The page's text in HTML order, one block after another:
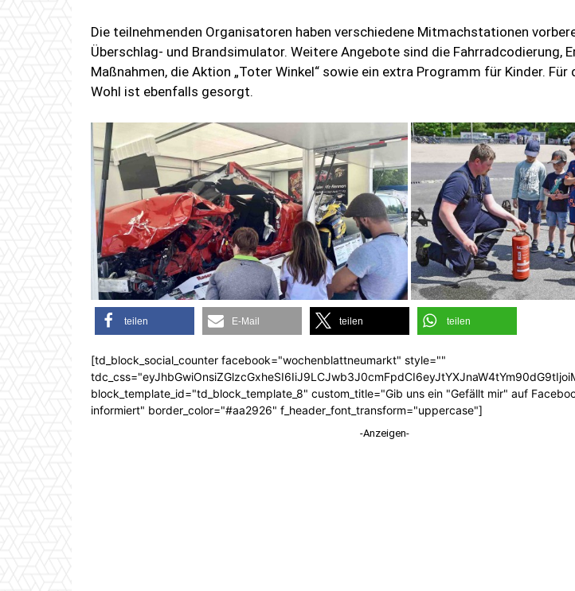
Die teilnehmenden Organisatoren haben verschiedene Mitmachstationen
Überschlag- und Brandsimulator. Weitere Angebote sind die Fahrradcodierung,
Maßnahmen, die Aktion „Toter Winkel“ sowie ein extra Programm für Kinder. Für
Wohl ist ebenfalls gesorgt.
teilen E-Mail teilen teilen
[td_block_social_counter facebook="wochenblattneumarkt" style=""
block_template_id="td_block_template_8" custom_title="Gib uns ein "Gefällt mir" auf
informiert" border_color="#aa2926" f_header_font_transform="uppercase"]
-Anzeigen-